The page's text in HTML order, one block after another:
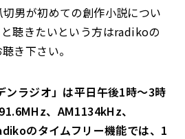
男が初めての創作小説につい
聴きたいという方はradikoの
き下さい。
ンラジオ」は平日午後1時～3時
、AM1134kHz、
のタイムフリー機能では、1